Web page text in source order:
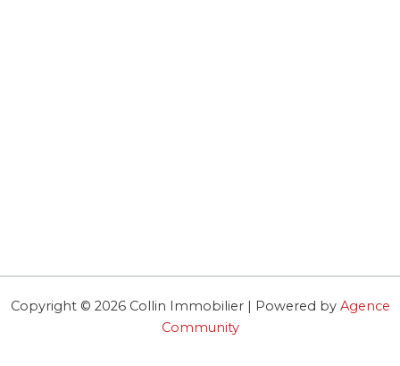
Copyright © 2026 Collin Immobilier | Powered by Agence
Community